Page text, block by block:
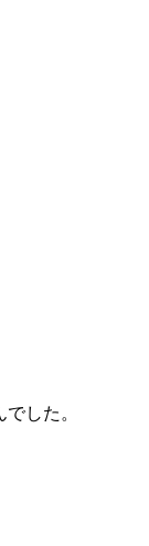
した。